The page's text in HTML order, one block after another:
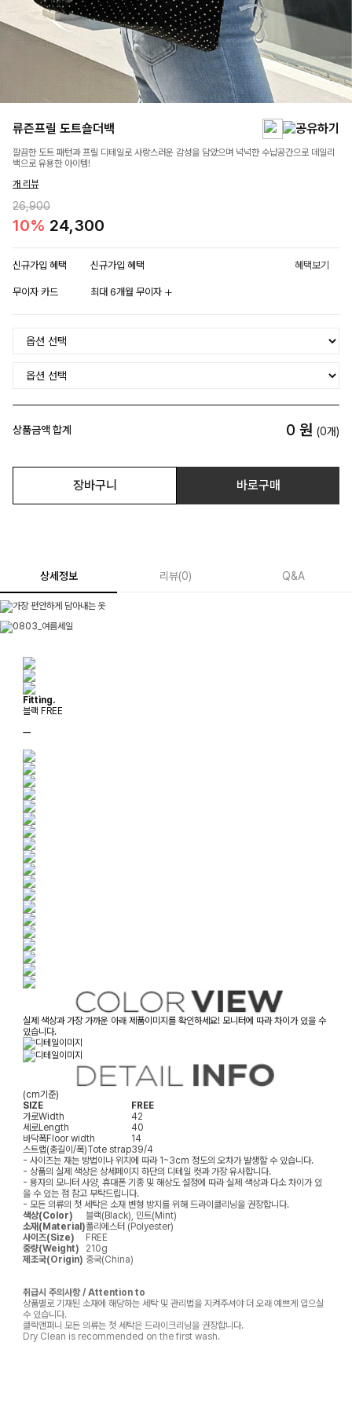
류즌프릴 도트숄더백
깔끔한 도트 패턴과 프릴 디테일로 사랑스러운 감성을 담았으며 넉넉한 수납공간으로 데일리
백으로 유용한 아이템!
개 리뷰
26,900
10% 24,300
신규가입 혜택 신규가입 혜택 혜택보기
무이자 카드 최대 6개월 무이자
상품금액 합계 0 원 (0개)
장바구니 바로구매
상세정보 리뷰(0) Q&A
Fitting.
블랙 FREE
ㅡ
실제 색상과 가장 가까운 아래 제품이미지를 확인하세요! 모니터에 따라 차이가 있을 수
있습니다.
(cm기준)
SIZE
FREE
가로Width
42
세로Length
40
바닥폭Floor width
14
스트랩(총길이/폭)Tote strap39/4
- 사이즈는 재는 방법이나 위치에 따라 1~3cm 정도의 오차가 발생할 수 있습니다.
- 상품의 실제 색상은 상세페이지 하단의 디테일 컷과 가장 유사합니다.
- 용자의 모니터 사양, 휴대폰 기종 및 해상도 설정에 따라 실제 색상과 다소 차이가 있
을 수 있는 점 참고 부탁드립니다.
- 모든 의류의 첫 세탁은 소재 변형 방지를 위해 드라이클리닝을 권장합니다.
색상(Color)
블랙(Black), 민트(Mint)
소재(Material)폴리에스터 (Polyester)
사이즈(Size)
FREE
중량(Weight)
210g
제조국(Origin) 중국(China)
취급시 주의사항 / Attention to
상품별로 기재된 소재에 해당하는 세탁 및 관리법을 지켜주셔야 더 오래 예쁘게 입으실
수 있습니다.
클릭앤퍼니 모든 의류는 첫 세탁은 드라이크리닝을 권장합니다.
Dry Clean is recommended on the first wash.